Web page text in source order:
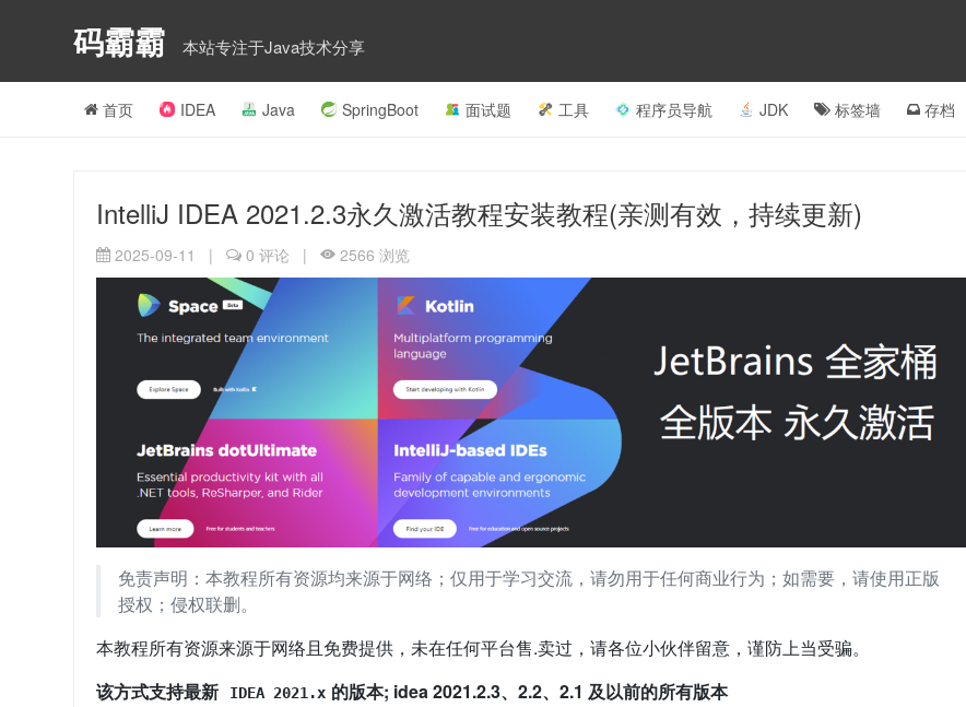
码霸霸 本站专注于Java技术分享
首页 IDEA Java SpringBoot 面试题 工具 程序员导航 JDK 标签墙 存档
IntelliJ IDEA 2021.2.3永久激活教程安装教程(亲测有效，持续更新)
2025-09-11 | 0 评论 | 2566 浏览
免责声明：本教程所有资源均来源于网络；仅用于学习交流，请勿用于任何商业行为；如需要，请使用正版
授权；侵权联删。
本教程所有资源来源于网络且免费提供，未在任何平台售.卖过，请各位小伙伴留意，谨防上当受骗。
该方式支持最新
IDEA 2021.x 的版本; idea 2021.2.3、2.2、2.1 及以前的所有版本